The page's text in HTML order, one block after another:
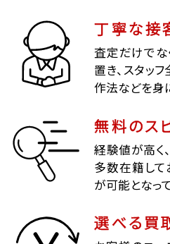
丁寧な接
査定だけでな
置き、スタッ
作法などを身
無料のス
経験値が高く
多数在籍して
が可能となっ
選べる買